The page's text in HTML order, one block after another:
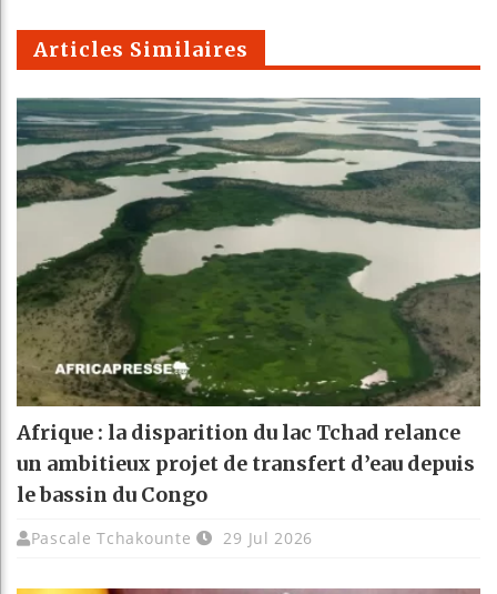
m
Articles Similaires
Afrique : la disparition du lac Tchad relance
un ambitieux projet de transfert d’eau depuis
le bassin du Congo
Pascale Tchakounte 29 Jul 2026